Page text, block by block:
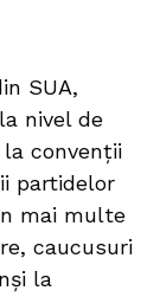
SUA,
nivel de
convenții
partidelor
mai multe
caucusuri
la